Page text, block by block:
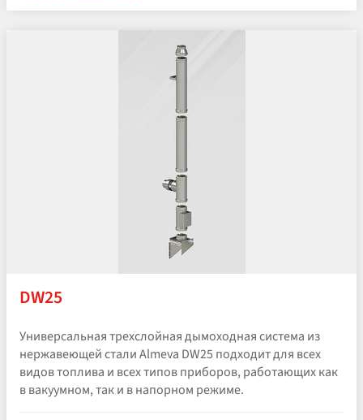
DW25
Универсальная трехслойная дымоходная система из
нержавеющей стали Almeva DW25 подходит для всех
видов топлива и всех типов приборов, работающих как
в вакуумном, так и в напорном режиме.